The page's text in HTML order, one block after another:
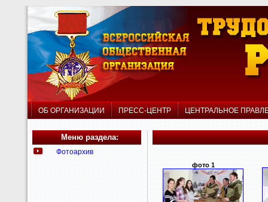
ОБ ОРГАНИЗАЦИИ ПРЕСС-ЦЕНТР ЦЕНТРАЛЬНОЕ
Меню раздела:
Фотоархив
фото 1